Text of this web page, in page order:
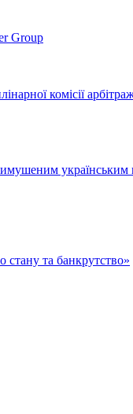
Group
комісії
українським
стану та банкрутство»